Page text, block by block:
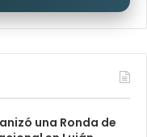
una Ronda de